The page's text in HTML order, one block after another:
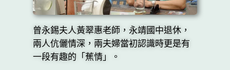
曾永錫夫人黃翠惠老師，永靖國中退休，
兩人伉儷情深，兩夫婦當初認識時更是有
一段有趣的「蕉情」。